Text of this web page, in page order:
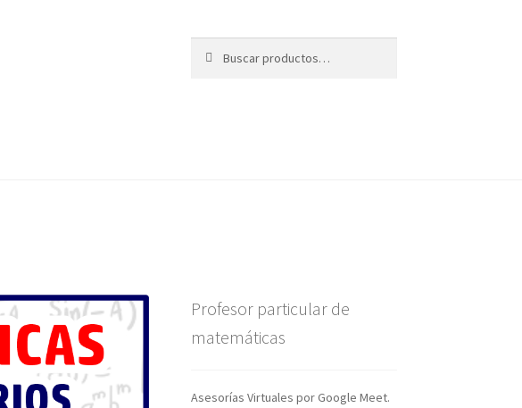
por:
Profesor particular de
matemáticas
Asesorías Virtuales por Google Meet.